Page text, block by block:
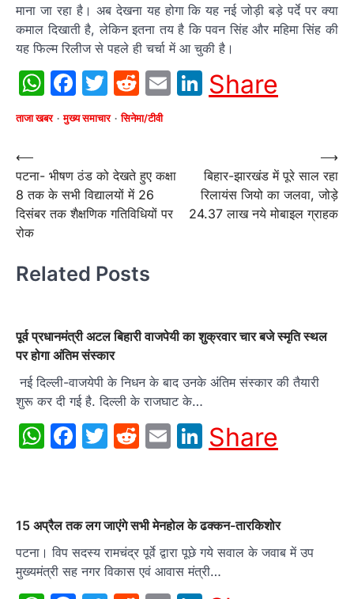
माना जा रहा है। अब देखना यह होगा कि यह नई जोड़ी बड़े पर्दे पर क्या
कमाल दिखाती है, लेकिन इतना तय है कि पवन सिंह और महिमा सिंह की
यह फिल्म रिलीज से पहले ही चर्चा में आ चुकी है।
WhatsApp
Facebook
Twitter
Reddit
EmailLinkedIn
Share
ताजा खबर मुख्य समाचार सिनेमा/टीवी
Post
navigation
⟵
पटना- भीषण ठंड को देखते हुए कक्षा
8 तक के सभी विद्यालयों में 26
दिसंबर तक शैक्षणिक गतिविधियों पर
रोक
बिहार-झारखंड में पूरे साल रहा
रिलायंस जियो का जलवा, जोड़े
24.37 लाख नये मोबाइल ग्राहक
⟶
Related Posts
पूर्व प्रधानमंत्री अटल बिहारी वाजपेयी का शुक्रवार चार बजे स्‍मृति स्‍थल
पर होगा अंतिम संस्‍कार
नई दिल्ली-वाजयेपी के निधन के बाद उनके अंतिम संस्‍कार की तैयारी
शुरू कर दी गई है. दिल्‍ली के राजघाट के…
WhatsApp
Facebook
Twitter
Reddit
EmailLinkedIn
Share
15 अप्रैल तक लग जाएंगे सभी मेनहोल के ढक्कन-तारकिशोर
पटना। विप सदस्य रामचंद्र पूर्वे द्वारा पूछे गये सवाल के जवाब में उप
मुख्यमंत्री सह नगर विकास एवं आवास मंत्री…